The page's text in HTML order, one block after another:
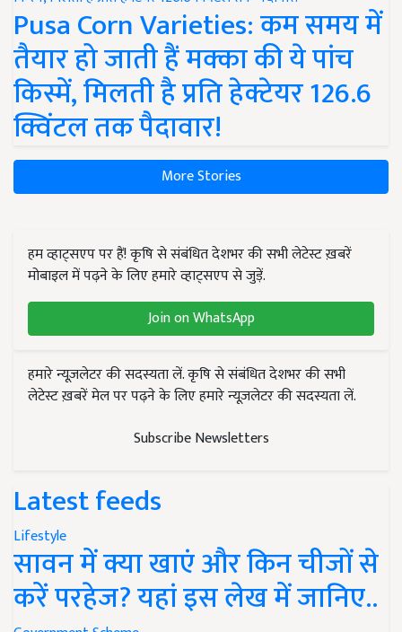
Pusa Corn Varieties: कम समय में
तैयार हो जाती हैं मक्का की ये पांच
किस्में, मिलती है प्रति हेक्टेयर 126.6
क्विंटल तक पैदावार!
More Stories
हम व्हाट्सएप पर हैं! कृषि से संबंधित देशभर की सभी लेटेस्ट ख़बरें
मोबाइल में पढ़ने के लिए हमारे व्हाट्सएप से जुड़ें.
Join on WhatsApp
हमारे न्यूज़लेटर की सदस्यता लें. कृषि से संबंधित देशभर की सभी
लेटेस्ट ख़बरें मेल पर पढ़ने के लिए हमारे न्यूज़लेटर की सदस्यता लें.
Subscribe Newsletters
Latest feeds
Lifestyle
सावन में क्या खाएं और किन चीजों से
करें परहेज? यहां इस लेख में जानिए..